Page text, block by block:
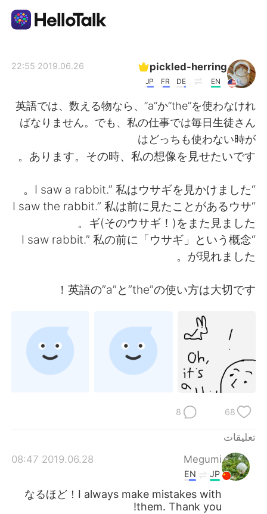
العربية
繁體中文 Español
Français Deutsch
Indonesia Italiano
Türkçe Tiếng Việt
pickled-herring
EN
DE
FR
JP
2019.06.26 22:55
英語では、数える物なら、”a”か”the”を使わなけれ
ばなりません。でも、私の仕事では毎日生徒さん
はどっちも使わない時が
あります。その時、私の想像を見せたいです。
“I saw a rabbit.” 私はウサギを見かけました。
“I saw the rabbit.” 私は前に見たことがあるウサ
ギ(そのウサギ！)をまた見ました。
“I saw rabbit.” 私の前に「ウサギ」という概念
が現れました。
英語の”a”と”the”の使い方は大切です！
68
8
تعليقات
Megumi
2019.06.28 08:47
JP
EN
なるほど！I always make mistakes with
them. Thank you!